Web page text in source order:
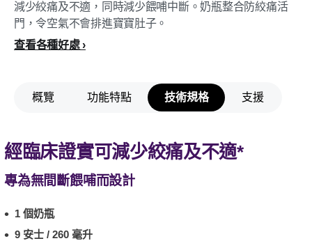
減少絞痛及不適，同時減少餵哺中斷。奶瓶整合防絞痛活
門，令空氣不會排進寶寶肚子。
查看各種好處
概覽 功能特點 技術規格 支援
經臨床證實可減少絞痛及不適*
專為無間斷餵哺而設計
1 個奶瓶
9 安士 / 260 毫升